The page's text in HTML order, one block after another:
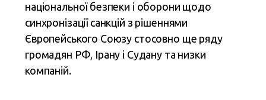
національної безпеки і оборони щодо
синхронізації санкцій з рішеннями
Європейського Союзу стосовно ще ряду
громадян РФ, Ірану і Судану та низки
компаній.